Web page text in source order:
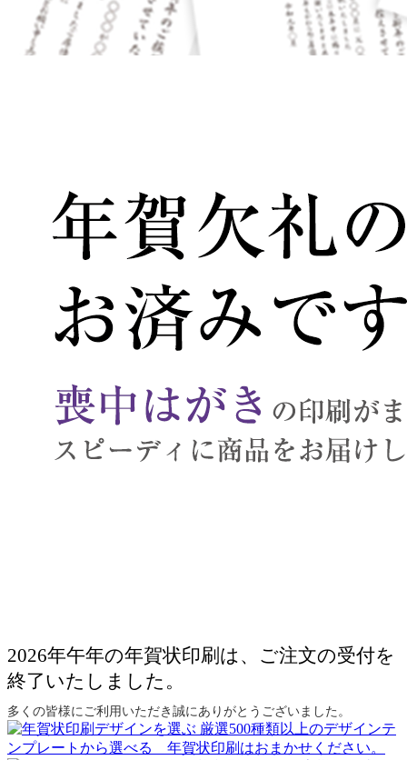
2026年午年の年賀状印刷は、ご注文の受付を
終了いたしました。
多くの皆様にご利用いただき誠にありがとうございました。